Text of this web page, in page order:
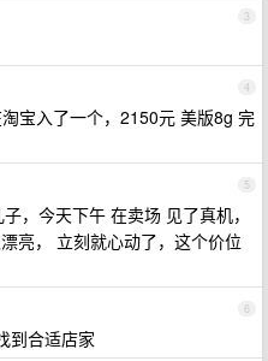
3
4
宝入了一个，2150元 美版8g 完
5
，今天下午 在卖场 见了真机，
亮， 立刻就心动了，这个价位
6
到合适店家